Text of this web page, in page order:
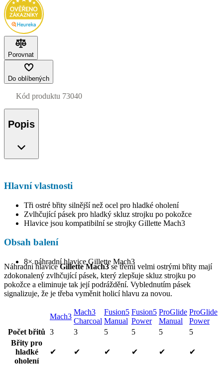
Porovnat
Do oblíbených
Kód produktu 73040
Popis
Hlavní vlastnosti
Tři ostré břity silnější než ocel pro hladké oholení
Zvlhčující pásek pro hladký skluz strojku po pokožce
Hlavice jsou kompatibilní se strojky Gillette Mach3
Obsah balení
8× náhradní hlavice Gillette Mach3
Náhradní hlaviceGillette Mach3se třemi velmi ostrými břity mají
zdokonalený zvlhčující pásek, který zlepšuje skluz strojku po
pokožce a eliminuje tak její podráždění. Vyblednutím pásek
signalizuje, že je třeba vyměnit holicí hlavu za novou.
Mach3
Mach3
Charcoal
Fusion5
Manual
Fusion5
Power
ProGlide
Manual
ProGlide
Power
Počet břitů 3 3 5 5 5
5
Břity pro
hladké
oholení
✔ ✔ ✔ ✔ ✔ ✔